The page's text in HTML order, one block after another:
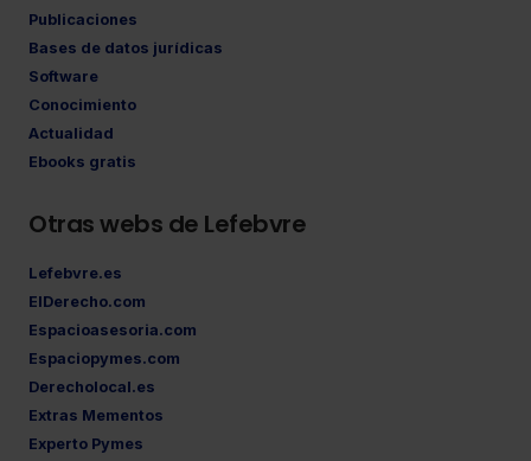
Publicaciones
Bases de datos jurídicas
Software
Conocimiento
Actualidad
Ebooks gratis
Otras webs de Lefebvre
Lefebvre.es
ElDerecho.com
Espacioasesoria.com
Espaciopymes.com
Derecholocal.es
Extras Mementos
Experto Pymes